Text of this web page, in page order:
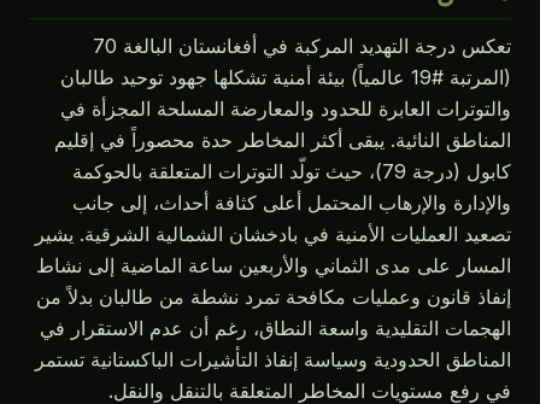
تعكس درجة التهديد المركبة في أفغانستان البالغة 70
(المرتبة #19 عالمياً) بيئة أمنية تشكلها جهود توحيد طالبان
العابرة للحدود والمعارضة المسلحة المجزأة في
النائية. يبقى أكثر المخاطر حدة محصوراً في إقليم
كابول (درجة 79)، حيث تولّد التوترات المتعلقة بالحوكمة
والإرهاب المحتمل أعلى كثافة أحداث، إلى جانب
العمليات الأمنية في بادخشان الشمالية الشرقية. يشير
على مدى الثماني والأربعين ساعة الماضية إلى نشاط
قانون وعمليات مكافحة تمرد نشطة من طالبان بدلاً من
التقليدية واسعة النطاق، رغم أن عدم الاستقرار في
الحدودية وسياسة إنفاذ التأشيرات الباكستانية تستمر
مستويات المخاطر المتعلقة بالتنقل والنقل.